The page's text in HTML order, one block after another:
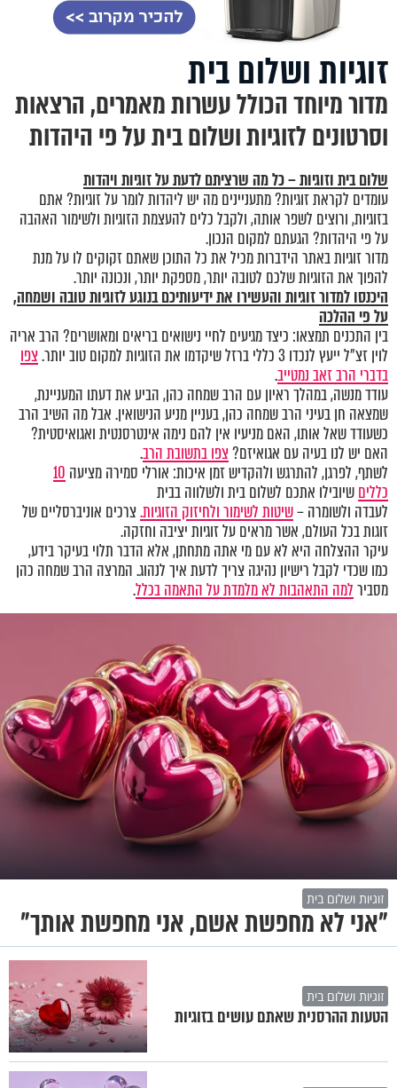
זוגיות ושלום בית
מדור מיוחד הכולל עשרות מאמרים, הרצאות
וסרטונים לזוגיות ושלום בית על פי היהדות
שלום בית וזוגיות – כל מה שרציתם לדעת על זוגיות ויהדות
עומדים לקראת זוגיות? מתעניינים מה יש ליהדות לומר על זוגיות? אתם
בזוגיות, ורוצים לשפר אותה, ולקבל כלים להעצמת הזוגיות ולשימור האהבה
על פי היהדות? הגעתם למקום הנכון.
מדור זוגיות באתר הידברות מכיל את כל התוכן שאתם זקוקים לו על מנת
להפוך את הזוגיות שלכם לטובה יותר, מספקת יותר, ונכונה יותר.
היכנסולמדור זוגיותוהעשירו את ידיעותיכם בנוגע לזוגיות טובה ושמחה,
על פי ההלכה
בין התכנים תמצאו: כיצד מגיעים לחיי נישואים בריאים ומאושרים? הרב אריה
לוין זצ"ל ייעץ לנכדו 3 כללי ברזל שיקדמו את הזוגיות למקום טוב יותר.
צפו
בדברי הרב זאב נמטייב.
עודד מנשה, במהלך ראיון עם הרב שמחה כהן, הביע את דעתו המעניינת,
שמצאה חן בעיני הרב שמחה כהן, בעניין מניע הנישואין. אבל מה השיב הרב
כשעודד שאל אותו, האם מניעיו אין להם נימה אינטרסנטית ואגואיסטית?
האם יש לנו בעיה עם אגואיזם?צפו בתשובת הרב.
לשתף, לפרגן, להתרגש ולהקדיש זמן איכות: אורלי סמירה מציעה 10
כלליםשיובילו אתכם לשלום בית ולשלווה בבית
לעבדה ולשומרה –שיטות לשימור ולחיזוק הזוגיות.צרכים אוניברסליים של
זוגות בכל העולם, אשר מראים על זוגיות יציבה וחזקה.
עיקר ההצלחה היא לא עם מי אתה מתחתן, אלא הדבר תלוי בעיקר בידע,
כמו שכדי לקבל רישיון נהיגה צריך לדעת איך לנהוג. המרצה הרב שמחה כהן
מסבירלמה התאהבות לא מלמדת על התאמה בכלל.
זוגיות ושלום בית
"אני לא מחפשת אשם, אני מחפשת אותך"
זוגיות ושלום בית
הטעות ההרסנית שאתם עושים בזוגיות